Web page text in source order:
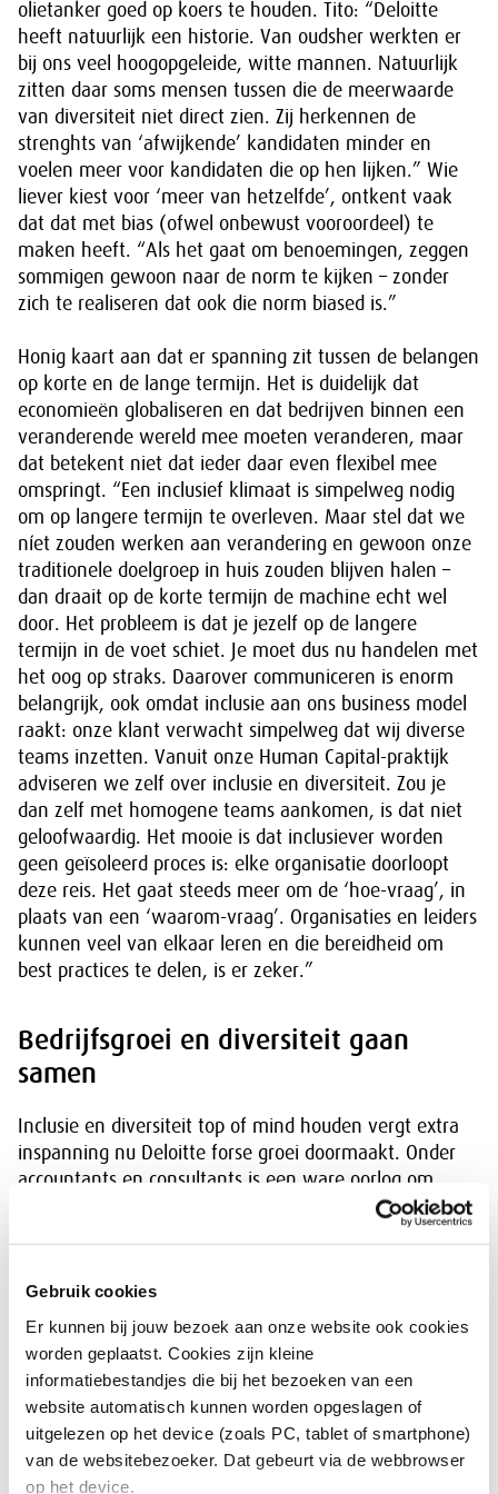
Gebruik cookies
Er kunnen bij jouw bezoek aan onze website ook cookies
worden geplaatst. Cookies zijn kleine
informatiebestandjes die bij het bezoeken van een
website automatisch kunnen worden opgeslagen of
uitgelezen op het device (zoals PC, tablet of smartphone)
van de websitebezoeker. Dat gebeurt via de webbrowser
op het device.
olietanker goed op koers te houden. Tito: “Deloitte
heeft natuurlijk een historie. Van oudsher werkten er
bij ons veel hoogopgeleide, witte mannen. Natuurlijk
zitten daar soms mensen tussen die de meerwaarde
van diversiteit niet direct zien. Zij herkennen de
strenghts van ‘afwijkende’ kandidaten minder en
voelen meer voor kandidaten die op hen lijken.” Wie
liever kiest voor ‘meer van hetzelfde’, ontkent vaak
dat dat met bias (ofwel onbewust vooroordeel) te
maken heeft. “Als het gaat om benoemingen, zeggen
sommigen gewoon naar de norm te kijken – zonder
zich te realiseren dat ook die norm biased is.”
Honig kaart aan dat er spanning zit tussen de belangen
op korte en de lange termijn. Het is duidelijk dat
economieën globaliseren en dat bedrijven binnen een
veranderende wereld mee moeten veranderen, maar
dat betekent niet dat ieder daar even flexibel mee
omspringt. “Een inclusief klimaat is simpelweg nodig
om op langere termijn te overleven. Maar stel dat we
níet zouden werken aan verandering en gewoon onze
traditionele doelgroep in huis zouden blijven halen –
dan draait op de korte termijn de machine echt wel
door. Het probleem is dat je jezelf op de langere
termijn in de voet schiet. Je moet dus nu handelen met
het oog op straks. Daarover communiceren is enorm
belangrijk, ook omdat inclusie aan ons business model
raakt: onze klant verwacht simpelweg dat wij diverse
teams inzetten. Vanuit onze Human Capital-praktijk
adviseren we zelf over inclusie en diversiteit. Zou je
dan zelf met homogene teams aankomen, is dat niet
geloofwaardig. Het mooie is dat inclusiever worden
geen geïsoleerd proces is: elke organisatie doorloopt
deze reis. Het gaat steeds meer om de ‘hoe-vraag’, in
plaats van een ‘waarom-vraag’. Organisaties en leiders
kunnen veel van elkaar leren en die bereidheid om
best practices te delen, is er zeker.”
Bedrijfsgroei en diversiteit gaan
samen
Inclusie en diversiteit top of mind houden vergt extra
inspanning nu Deloitte forse groei doormaakt. Onder
accountants en consultants is een ware oorlog om
talent uitgebroken, meldde het Financieele Dagblad
onlangs, en Deloitte heeft laten weten 2.000 mensen
wens om trouw te blijven aan het interne
Maar Tito ziet dat niet gebeuren: “Op dit moment zit
onze groei vooral in technology services en digital.
Kandidaten met een achtergrond in science,
technology, engineering, mathematics of IT zijn vaker
mannen. Dan rijst de vraag: houd je vast aan groei of
aan diversiteit? Als je niet heel scherp bent op de